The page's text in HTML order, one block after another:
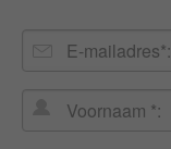
Voornaam